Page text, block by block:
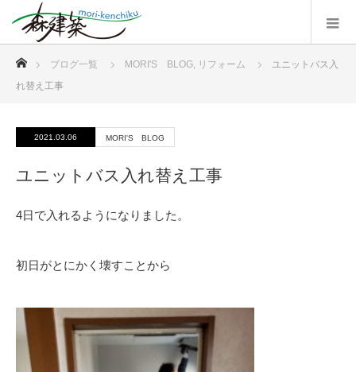
ブログ一覧 MORI'S BLOG, リフォーム
ユニットバス入
れ替え工事
2021.03.06 MORI'S BLOG
ユニットバス入れ替え工事
4日で入れるようになりました。
初日がとにかく壊すことから